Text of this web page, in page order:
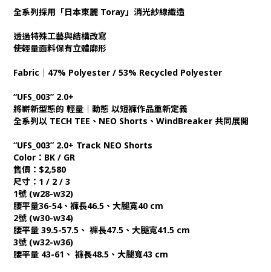
全系列採用「日本東麗 Toray」消光紗線織造
透過特殊工藝與結構改寫
使輕量面料保有立體廓形
Fabric｜47% Polyester / 53% Recycled Polyester
“UFS_003” 2.0+
將嶄新型態的 輕量｜動態 以短褲作品重新定義
全系列以 TECH TEE、NEO Shorts、WindBreaker 共同展開
“UFS_003” 2.0+ Track NEO Shorts
Color：BK / GR
售價：$2,580
尺寸：1 / 2 / 3
1號 (w28-w32)
腰平量36-54、褲長46.5、大腿寬40 cm
2號 (w30-w34)
腰平量 39.5-57.5、 褲長47.5、大腿寬41.5 cm
3號 (w32-w36)
腰平量 43-61、 褲長48.5、大腿寬43 cm